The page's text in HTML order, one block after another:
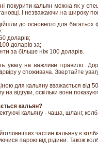
покурити кальян можна як у
І незважаючи на широку
до основного для багатьох
доларів;
доларів за;
за більше ніж 100 доларів.
увагу на важливе правило:
у споживача. Звертайте
для кальяну вважається від
на відгуки, оскільки вони
кальян?
кальяну - чаша, шланг,
частин кальяну є
парою від рідини. Також